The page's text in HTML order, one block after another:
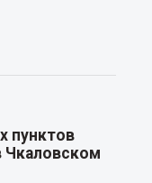
пунктов
Чкаловском